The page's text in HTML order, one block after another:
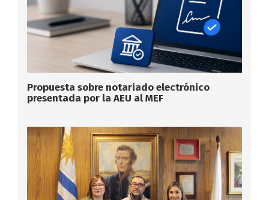
Propuesta sobre notariado electrónico
presentada por la AEU al MEF